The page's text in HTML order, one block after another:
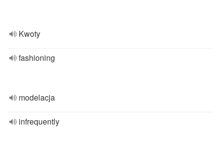
Kwoty
fashioning
modelacja
infrequently